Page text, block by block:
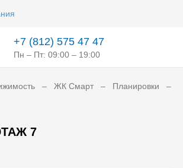
+7 (812) 575 47 47
Пн – Пт: 09:00 – 19:00
ЖК Смарт
Планировки
7